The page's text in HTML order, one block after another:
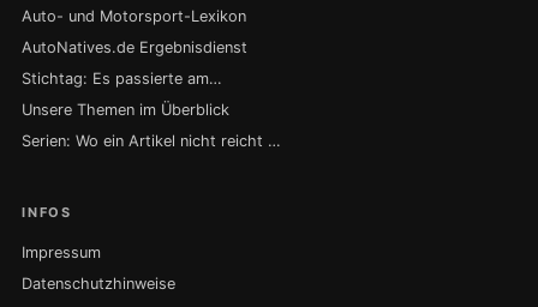
Auto- und Motorsport-Lexikon
AutoNatives.de Ergebnisdienst
Stichtag: Es passierte am…
Unsere Themen im Überblick
Serien: Wo ein Artikel nicht reicht …
INFOS
Impressum
Datenschutzhinweise